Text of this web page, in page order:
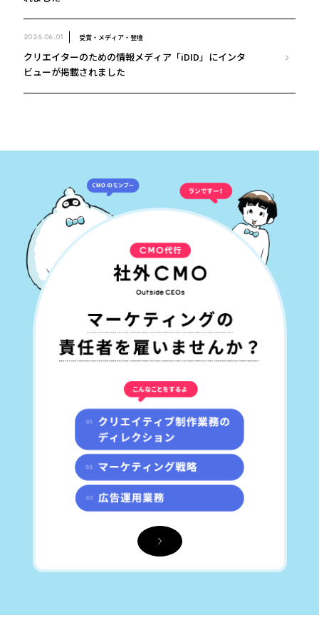
2026.06.01 受賞・メディア・登壇
クリエイターのための情報メディア「iDID」にインタ
ビューが掲載されました